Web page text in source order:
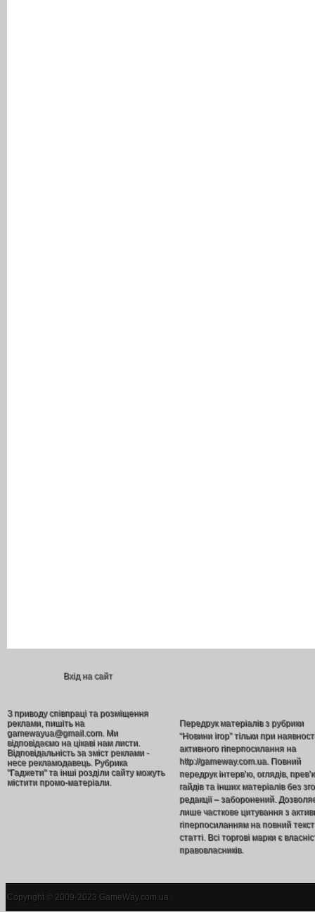
Вхід на сайт
З приводу співпраці та розміщення
реклами, пишіть на
gamewayua@gmail.com. Ми
відповідаємо на цікаві нам листи.
Відповідальність за зміст реклами -
несе рекламодавець. Рубрика
"Гаджети" та інші розділи сайту можуть
містити промо-матеріали.
Передрук матеріалів з рубрики
“Новини ігор” тільки при
активного гіперпосилання на
http://gameway.com.ua. Повний
передрук інтерв’ю, оглядів,
гайдів та інших матеріалів без
редакції – заборонений.
лише часткове цитування з
гіперпосиланням на повний текст
статті. Всі торгові марки є
правовласників.
Copyright © 2009-2023 GameWay.com.ua